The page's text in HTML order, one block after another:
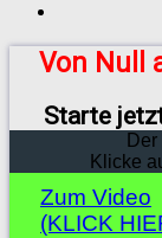
Von Null
Starte
Klicke
Zum Video
(KLICK